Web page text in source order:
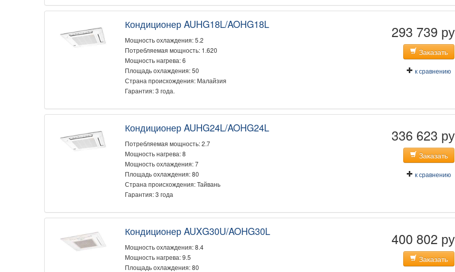
Кондиционер AUHG18L/AOHG18L
Мощность охлаждения: 5.2
Потребляемая мощность: 1.620
Мощность нагрева: 6
Площадь охлаждения: 50
Страна происхождения: Малайзия
Гарантия: 3 года.
293 739
Заказать
к сравнению
Кондиционер AUHG24L/AOHG24L
Потребляемая мощность: 2.7
Мощность нагрева: 8
Мощность охлаждения: 7
Площадь охлаждения: 80
Страна происхождения: Тайвань
Гарантия: 3 года
336 623
Заказать
к сравнению
Кондиционер AUXG30U/AOHG30L
Мощность охлаждения: 8.4
Мощность нагрева: 9.5
Площадь охлаждения: 80
400 802
Заказать